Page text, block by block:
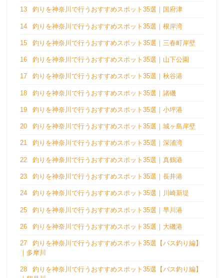
13 釣りを神奈川で行うおすすめスポット35選｜国府津
14 釣りを神奈川で行うおすすめスポット35選｜根岸湾
15 釣りを神奈川で行うおすすめスポット35選｜三春町岸壁
16 釣りを神奈川で行うおすすめスポット35選｜山下公園
17 釣りを神奈川で行うおすすめスポット35選｜秋谷港
18 釣りを神奈川で行うおすすめスポット35選｜諸磯
19 釣りを神奈川で行うおすすめスポット35選｜小坪港
20 釣りを神奈川で行うおすすめスポット35選｜城ヶ島岸壁
21 釣りを神奈川で行うおすすめスポット35選｜深浦湾
22 釣りを神奈川で行うおすすめスポット35選｜真鶴港
23 釣りを神奈川で行うおすすめスポット35選｜長井港
24 釣りを神奈川で行うおすすめスポット35選｜川崎新堤
25 釣りを神奈川で行うおすすめスポット35選｜早川港
26 釣りを神奈川で行うおすすめスポット35選｜大磯港
27
釣りを神奈川で行うおすすめスポット35選【バス釣り編】
｜多摩川
28
釣りを神奈川で行うおすすめスポット35選【バス釣り編】